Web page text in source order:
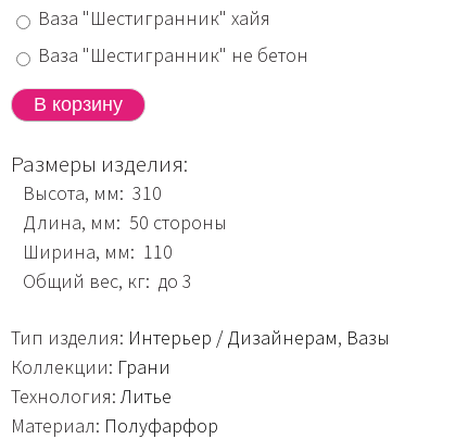
Ваза "Шестигранник" хайя
Ваза "Шестигранник" не бетон
Размеры изделия:
Высота, мм: 310
Длина, мм: 50 стороны
Ширина, мм: 110
Общий вес, кг: до 3
Тип изделия: Интерьер / Дизайнерам, Вазы
Коллекции: Грани
Технология: Литье
Материал: Полуфарфор